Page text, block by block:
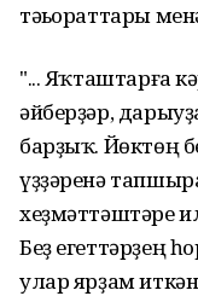
тәҫьораттары
"... Яҡташтарға
әйберҙәр,
барҙыҡ. Йөктөң
үҙҙәренә
хеҙмәттәштәре
Беҙ егеттәрҙең
улар ярҙам